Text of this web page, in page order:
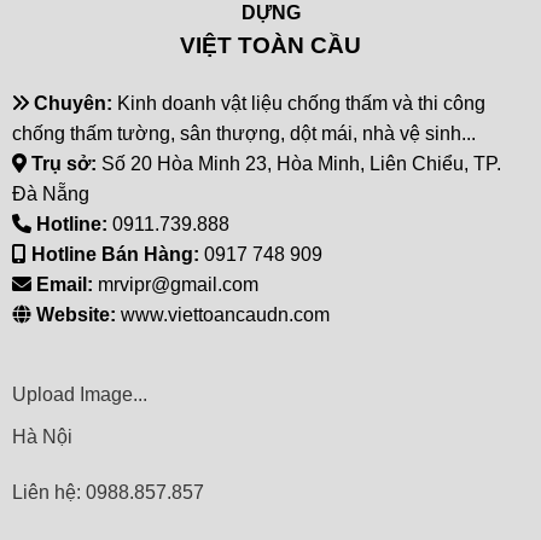
DỰNG
VIỆT TOÀN CẦU
Chuyên: Kinh doanh vật liệu chống thấm và thi công
chống thấm tường, sân thượng, dột mái, nhà vệ sinh...
Trụ sở: Số 20 Hòa Minh 23, Hòa Minh, Liên Chiểu, TP.
Đà Nẵng
Hotline: 0911.739.888
Hotline Bán Hàng: 0917 748 909
Email: mrvipr@gmail.com
Website: www.viettoancaudn.com
Upload Image...
Hà Nội
Liên hệ: 0988.857.857